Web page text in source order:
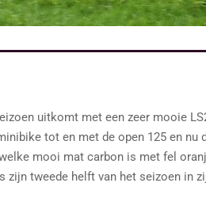
uitkomt met een zeer mooie
tot en met de open 125 en nu
mooi mat carbon is met fel
zijn tweede helft van het seizoen in